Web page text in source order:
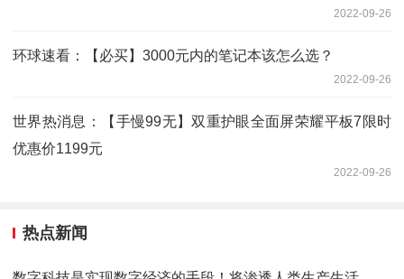
2022-09-26
环球速看：【必买】3000元内的笔记本该怎么选？
2022-09-26
世界热消息：【手慢99无】双重护眼全面屏荣耀平板7限时
优惠价1199元
2022-09-26
热点新闻